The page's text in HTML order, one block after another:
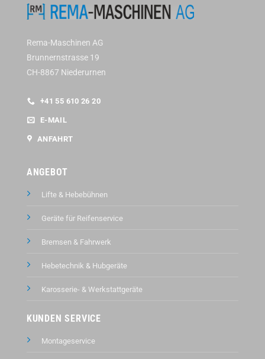
Rema-Maschinen AG
Brunnernstrasse 19
CH-8867 Niederurnen
+41 55 610 26 20
E-MAIL
ANFAHRT
ANGEBOT
Lifte & Hebebühnen
Geräte für Reifenservice
Bremsen & Fahrwerk
Hebetechnik & Hubgeräte
Karosserie- & Werkstattgeräte
KUNDEN SERVICE
Montageservice